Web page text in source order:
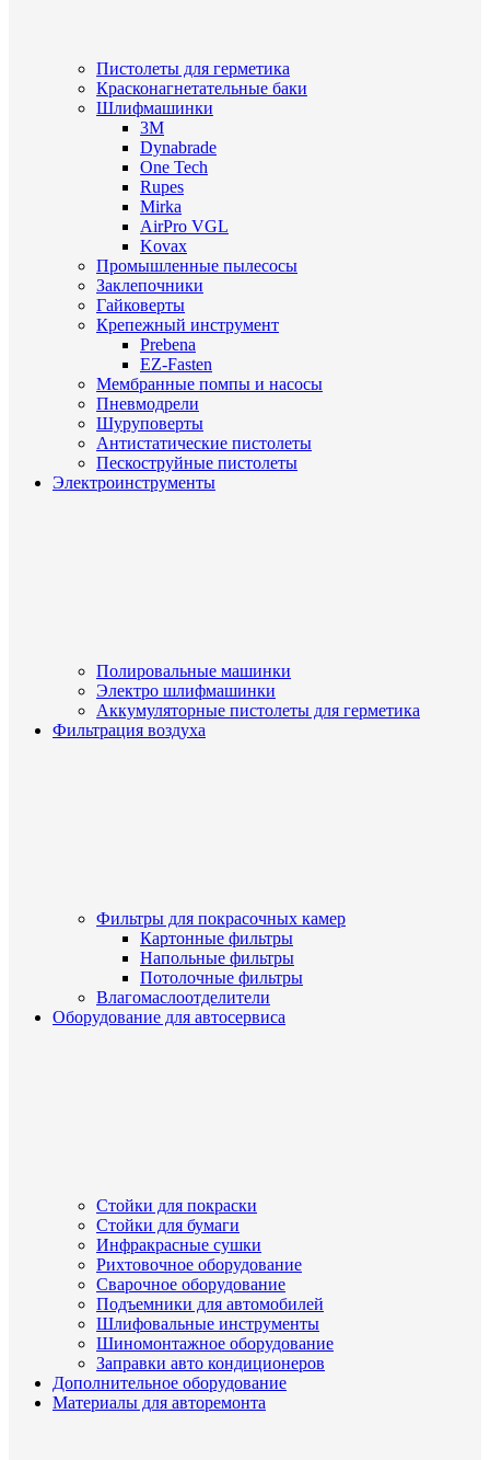
Пистолеты для герметика
Красконагнетательные баки
Шлифмашинки
3M
Dynabrade
One Tech
Rupes
Mirka
AirPro VGL
Kovax
Промышленные пылесосы
Заклепочники
Гайковерты
Крепежный инструмент
Prebena
EZ-Fasten
Мембранные помпы и насосы
Пневмодрели
Шуруповерты
Антистатические пистолеты
Пескоструйные пистолеты
Электроинструменты
Полировальные машинки
Электро шлифмашинки
Аккумуляторные пистолеты для герметика
Фильтрация воздуха
Фильтры для покрасочных камер
Картонные фильтры
Напольные фильтры
Потолочные фильтры
Влагомаслоотделители
Оборудование для автосервиса
Стойки для покраски
Стойки для бумаги
Инфракрасные сушки
Рихтовочное оборудование
Сварочное оборудование
Подъемники для автомобилей
Шлифовальные инструменты
Шиномонтажное оборудование
Заправки авто кондиционеров
Дополнительное оборудование
Материалы для авторемонта